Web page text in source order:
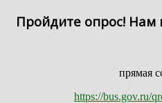
Пройдите опрос!
прямая
https://bus.gov.ru/